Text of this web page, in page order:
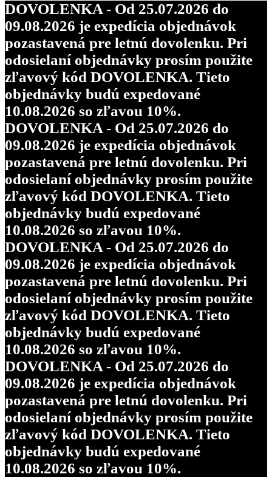
DOVOLENKA - Od 25.07.2026 do
09.08.2026 je expedícia objednávok
pozastavená pre letnú dovolenku. Pri
odosielaní objednávky prosím použite
zľavový kód DOVOLENKA. Tieto
objednávky budú expedované
10.08.2026 so zľavou 10%.
DOVOLENKA - Od 25.07.2026 do
09.08.2026 je expedícia objednávok
pozastavená pre letnú dovolenku. Pri
odosielaní objednávky prosím použite
zľavový kód DOVOLENKA. Tieto
objednávky budú expedované
10.08.2026 so zľavou 10%.
DOVOLENKA - Od 25.07.2026 do
09.08.2026 je expedícia objednávok
pozastavená pre letnú dovolenku. Pri
odosielaní objednávky prosím použite
zľavový kód DOVOLENKA. Tieto
objednávky budú expedované
10.08.2026 so zľavou 10%.
DOVOLENKA - Od 25.07.2026 do
09.08.2026 je expedícia objednávok
pozastavená pre letnú dovolenku. Pri
odosielaní objednávky prosím použite
zľavový kód DOVOLENKA. Tieto
objednávky budú expedované
10.08.2026 so zľavou 10%.